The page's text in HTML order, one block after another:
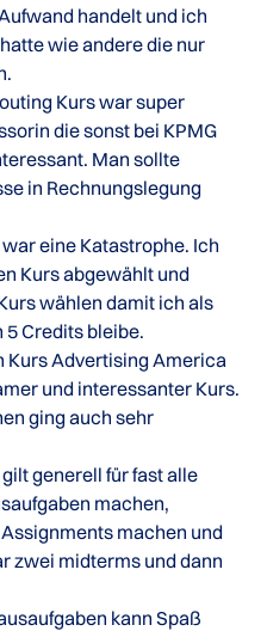
handelt und ich
wie andere die nur
Kurs war super
die sonst bei KPMG
Man sollte
in Rechnungslegung
eine Katastrophe. Ich
Kurs abgewählt und
wählen damit ich als
5 Credits bleibe.
Kurs Advertising America
und interessanter Kurs.
ging auch sehr
generell für fast alle
machen,
machen und
zwei midterms und dann
kann Spaß